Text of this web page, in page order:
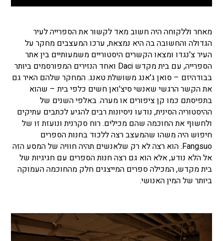
מאחר וללקוחה היה חשוב מאד לקשור את הספרייה לעיר
הגדולה והחשובה בה היא נמצאת, ערכו המעצבים מחקר על
העיר צ'נגדו ומצאו הקשרים היסטוריים משמעותיים בין אתר
הספרייה, עם בית מקדש Daci ואחד הנזירים המפורסמים ביותר
בבודהיזם – סואן ג'אנג משושלת טאנג. המחקר שלהם האיר גם
את הקשר הרגשי שאנשי סיצ'ואן חשים כלפי בית – שהוא
בתפיסתם כמו קן ציפורים או מערה. באלפי השנים של
ההיסטוריה הסינית, נודעו ניסיונות רבים להגיע לכתבים עתיקים
ולחשוף את החוכמה שהם מכילים. רוח סקרנית ונועזת זו של
חיפוש היה משהו שהמעצב רצה ללכוד בחנות הספרים
Fangsuo. הוא רצה לא רק שלאנשים תהיה חוויה של המסע הזה
אל הלא נודע, אלא הוא גם רצה חנות הספרים עם חגיגיות של
בית מקדש, המכילה ספרים המייצגים חלק מהחוכמה העמוקה
ביותר של המין האנושי.